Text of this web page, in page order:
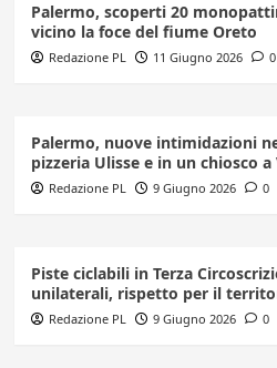
Palermo, scoperti 20
vicino la foce del fiume Oreto
Redazione PL 11 Giugno 2026 0
Palermo, nuove intimidazioni
pizzeria Ulisse e in un chiosco
Redazione PL 9 Giugno 2026 0
Piste ciclabili in Terza
unilaterali, rispetto per il
Redazione PL 9 Giugno 2026 0